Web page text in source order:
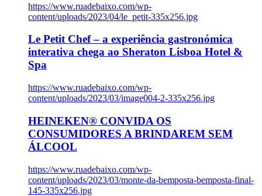
https://www.ruadebaixo.com/wp-
content/uploads/2023/04/le_petit-335x256.jpg
Le Petit Chef – a experiência gastronómica
interativa chega ao Sheraton Lisboa Hotel &
Spa
https://www.ruadebaixo.com/wp-
content/uploads/2023/03/image004-2-335x256.jpg
HEINEKEN® CONVIDA OS
CONSUMIDORES A BRINDAREM SEM
ÁLCOOL
https://www.ruadebaixo.com/wp-
content/uploads/2023/03/monte-da-bemposta-bemposta-final-
145-335x256.jpg